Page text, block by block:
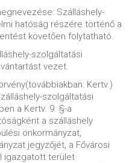
Szálláshely-
hatóság részére történő a
követően folytatható.
szolgáltatási
vezet.
Kertv.)
szolgáltatási
a Kertv. 9. §-a
a szálláshely
önkormányzat,
jegyzőjét, a Fővárosi
igazgatott terület